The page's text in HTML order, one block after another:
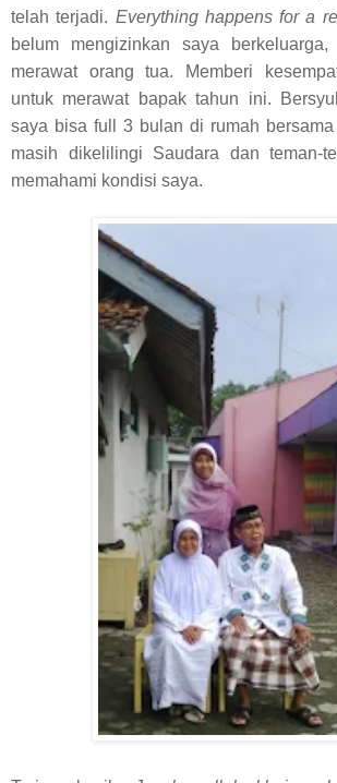
telah terjadi. Everything happens for a
belum mengizinkan saya
merawat orang tua. Memberi
untuk merawat bapak tahun ini.
saya bisa full 3 bulan di rumah
masih dikelilingi Saudara dan teman-
memahami kondisi saya.